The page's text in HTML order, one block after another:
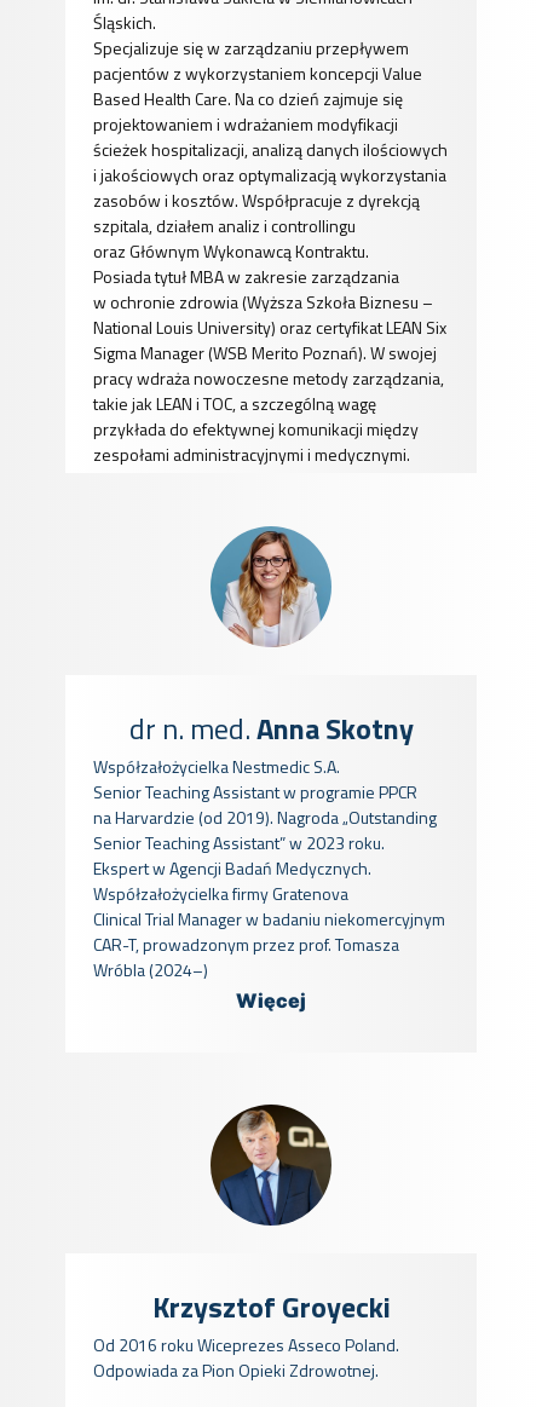
Śląskich.
Specjalizuje się w zarządzaniu przepływem
pacjentów z wykorzystaniem koncepcji Value
Based Health Care. Na co dzień zajmuje się
projektowaniem i wdrażaniem modyfikacji
ścieżek hospitalizacji, analizą danych ilościowych
i jakościowych oraz optymalizacją wykorzystania
zasobów i kosztów. Współpracuje z dyrekcją
szpitala, działem analiz i controllingu
oraz Głównym Wykonawcą Kontraktu.
Posiada tytuł MBA w zakresie zarządzania
w ochronie zdrowia (Wyższa Szkoła Biznesu –
National Louis University) oraz certyfikat LEAN Six
Sigma Manager (WSB Merito Poznań). W swojej
pracy wdraża nowoczesne metody zarządzania,
takie jak LEAN i TOC, a szczególną wagę
przykłada do efektywnej komunikacji między
zespołami administracyjnymi i medycznymi.
dr n. med.Anna Skotny
Współzałożycielka Nestmedic S.A.
Senior Teaching Assistant w programie PPCR
na Harvardzie (od 2019). Nagroda „Outstanding
Senior Teaching Assistant” w 2023 roku.
Ekspert w Agencji Badań Medycznych.
Współzałożycielka firmy Gratenova
Clinical Trial Manager w badaniu niekomercyjnym
CAR-T, prowadzonym przez prof. Tomasza
Wróbla (2024–)
Więcej
Krzysztof Groyecki
Od 2016 roku Wiceprezes Asseco Poland.
Odpowiada za Pion Opieki Zdrowotnej.